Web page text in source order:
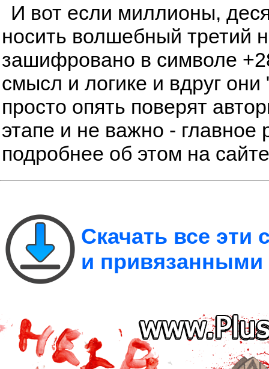
И вот если миллионы,
носить волшебный третий
зашифровано в символе
смысл и логике и вдруг
просто опять поверят
этапе и не важно - главное
подробнее об этом на
Скачать все
и